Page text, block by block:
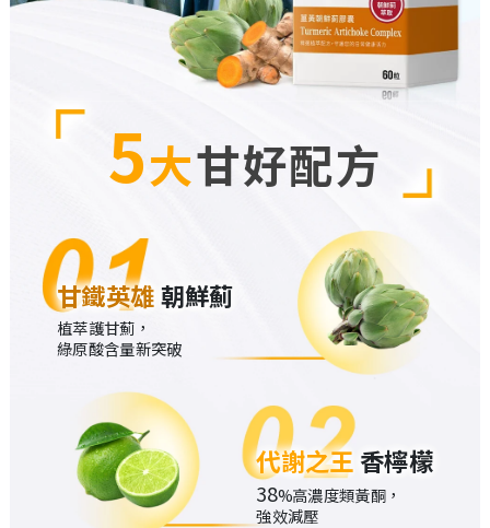
5大甘好配方
甘鐵英雄朝鮮薊
植萃護甘薊，
綠原酸含量新突破
代謝之王 香檸檬
38%高濃度類黃酮，
強效減壓